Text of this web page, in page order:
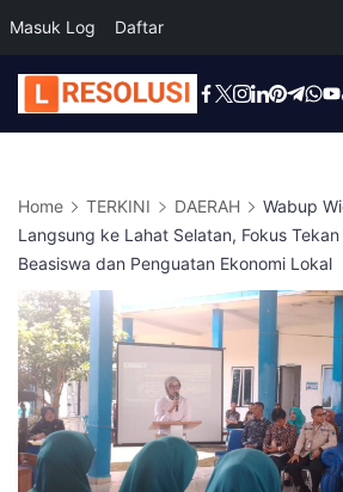
Masuk Log Daftar
Skip
to
Home TERKINI DAERAH
Wabup
Langsung ke Lahat Selatan, Fokus
Beasiswa dan Penguatan Ekonomi Lokal